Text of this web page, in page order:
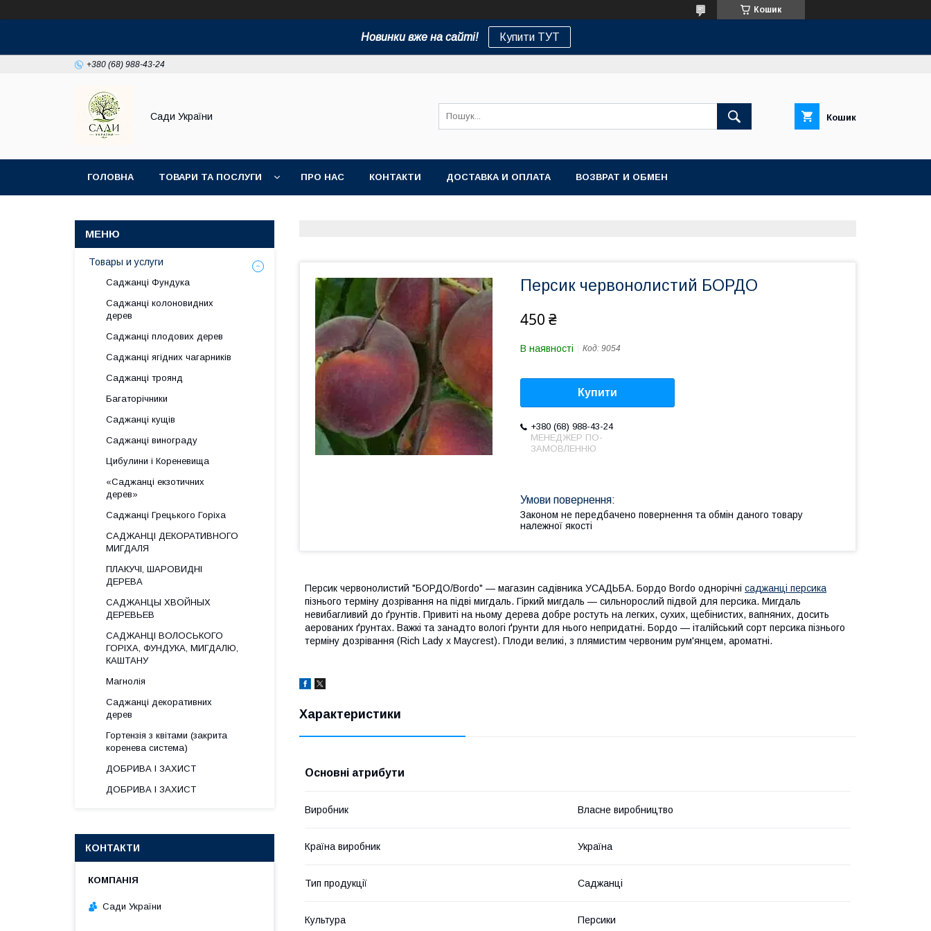
Кошик
Новинки вже на сайті! Купити ТУТ
+380 (68) 988-43-24
Сади України Кошик
ГОЛОВНА ТОВАРИ ТА ПОСЛУГИ ПРО НАС КОНТАКТИ ДОСТАВКА И ОПЛАТА ВОЗВРАТ И ОБМЕН
Персик червонолистий БОРДО
450 ₴
В наявності Код: 9054
Купити
+380 (68) 988-43-24
МЕНЕДЖЕР ПО-
ЗАМОВЛЕННЮ
Законом не передбачено повернення та обмін даного товару
належної якості
Персик червонолистий "БОРДО/Bordo" — магазин садівника УСАДЬБА. Бордо Bordo однорічні саджанці персика
пізнього терміну дозрівання на підві мигдаль. Гіркий мигдаль — сильнорослий підвой для персика. Мигдаль
невибагливий до ґрунтів. Привиті на ньому дерева добре ростуть на легких, сухих, щебінистих, вапняних, досить
аерованих ґрунтах. Важкі та занадто вологі ґрунти для нього непридатні. Бордо — італійський сорт персика пізнього
терміну дозрівання (Rich Lady x Maycrest). Плоди великі, з плямистим червоним рум'янцем, ароматні.
Характеристики
Основні атрибути
Виробник Власне виробництво
Країна виробник Україна
Тип продукції Саджанці
Культура Персики
Товары и услуги
Саджанці Фундука
Саджанці колоновидних
дерев
Саджанці плодових дерев
Саджанці ягідних чагарників
Саджанці троянд
Багаторічники
Саджанці кущів
Саджанці винограду
Цибулини і Кореневища
«Саджанці екзотичних
дерев»
Саджанці Грецького Горіха
САДЖАНЦІ ДЕКОРАТИВНОГО
МИГДАЛЯ
ПЛАКУЧІ, ШАРОВИДНІ
ДЕРЕВА
САДЖАНЦЫ ХВОЙНЫХ
ДЕРЕВЬЕВ
САДЖАНЦІ ВОЛОСЬКОГО
ГОРІХА, ФУНДУКА, МИГДАЛЮ,
КАШТАНУ
Магнолія
Саджанці декоративних
дерев
Гортензія з квітами (закрита
коренева система)
ДОБРИВА І ЗАХИСТ
ДОБРИВА І ЗАХИСТ
КОНТАКТИ
Сади України